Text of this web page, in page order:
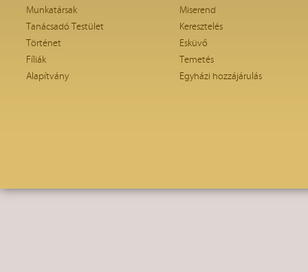
Munkatársak
Tanácsadó Testület
Történet
Fíliák
Alapítvány
Miserend
Keresztelés
Esküvő
Temetés
Egyházi hozzájárulás